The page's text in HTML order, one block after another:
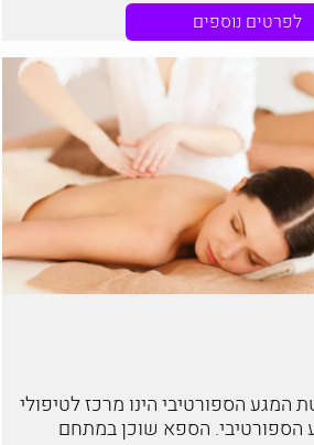
לפרטים נוספים
הספורטיבי הינו מרכז לטיפולי
הספורטיבי. הספא שוכן במתחם